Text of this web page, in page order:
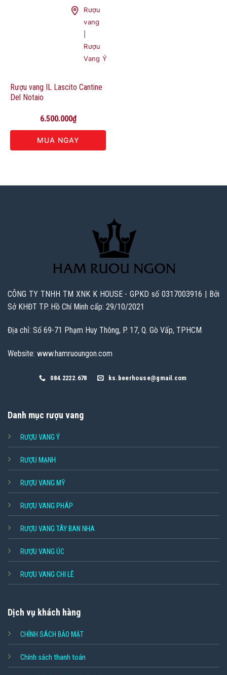
Rượu
vang
Rượu
Vang Ý
Rượu vang IL Lascito Cantine
Del Notaio
6.500.000₫
MUA NGAY
CÔNG TY TNHH TM XNK K HOUSE - GPKD số 0317003916 | Bởi
Sở KHĐT TP. Hồ Chí Minh cấp: 29/10/2021
Địa chỉ: Số 69-71 Phạm Huy Thông, P. 17, Q. Gò Vấp, TPHCM
Website: www.hamruoungon.com
084.2222.678 ks.beerhouse@gmail.com
Danh mục rượu vang
RƯỢU VANG Ý
RƯỢU MẠNH
RƯỢU VANG MỸ
RƯỢU VANG PHÁP
RƯỢU VANG TÂY BAN NHA
RƯỢU VANG ÚC
RƯỢU VANG CHI LÊ
Dịch vụ khách hàng
CHÍNH SÁCH BẢO MẬT
Chính sách thanh toán